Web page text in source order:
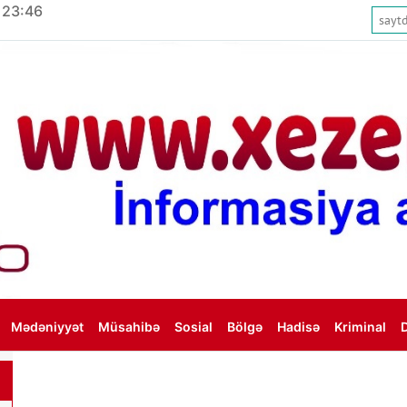
Mədəniyyət Müsahibə Sosial Bölgə Hadisə Kriminal